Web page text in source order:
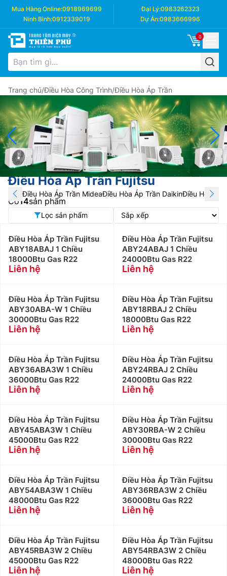
Mua Hàng Online:0918969699 Đại Lý:0983262323
Ninh Bình:0912339019 Dự Án:0983666996
0
Trang chủ/Điều Hòa Công Trình/Điều Hòa Áp Trần
Điều Hòa Áp Trần Fujitsu
Điều Hòa Áp Trần MideaĐiều Hòa Áp Trần DaikinĐiều Hòa Áp
Có 14sản phẩm
Lọc sản phẩm
Điều Hòa Áp Trần Fujitsu
ABY18ABAJ 1 Chiều
18000Btu Gas R22
Liên hệ
Điều Hòa Áp Trần Fujitsu
ABY24ABAJ 1 Chiều
24000Btu Gas R22
Liên hệ
Điều Hòa Áp Trần Fujitsu
ABY30ABA-W 1 Chiều
30000Btu Gas R22
Liên hệ
Điều Hòa Áp Trần Fujitsu
ABY18RBAJ 2 Chiều
18000Btu Gas R22
Liên hệ
Điều Hòa Áp Trần Fujitsu
ABY36ABA3W 1 Chiều
36000Btu Gas R22
Liên hệ
Điều Hòa Áp Trần Fujitsu
ABY24RBAJ 2 Chiều
24000Btu Gas R22
Liên hệ
Điều Hòa Áp Trần Fujitsu
ABY45ABA3W 1 Chiều
45000Btu Gas R22
Liên hệ
Điều Hòa Áp Trần Fujitsu
ABY30RBA-W 2 Chiều
30000Btu Gas R22
Liên hệ
Điều Hòa Áp Trần Fujitsu
ABY54ABA3W 1 Chiều
48000Btu Gas R22
Liên hệ
Điều Hòa Áp Trần Fujitsu
ABY36RBA3W 2 Chiều
36000Btu Gas R22
Liên hệ
Điều Hòa Áp Trần Fujitsu
ABY45RBA3W 2 Chiều
45000Btu Gas R22
Liên hệ
Điều Hòa Áp Trần Fujitsu
ABY54RBA3W 2 Chiều
48000Btu Gas R22
Liên hệ